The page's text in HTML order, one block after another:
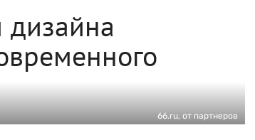
дизайна
66.ru, от партнеров